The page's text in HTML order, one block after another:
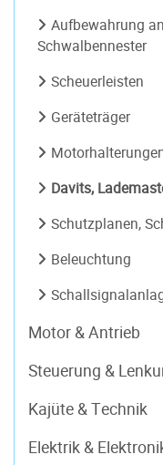
Aufbewahrung
Schwalbennester
Scheuerleisten
Geräteträger
Davits,
Schutzplanen,
Beleuchtung
Motor & Antrieb
Steuerung &
Kajüte & Technik
Elektrik &